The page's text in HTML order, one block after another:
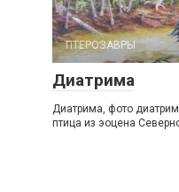
ПТЕРОЗАВРЫ
Диатрима
Диатрима, фото
птица из эоцена